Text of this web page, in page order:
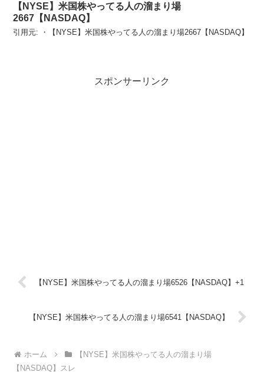
【NYSE】米国株やってる人の溜まり場
2667【NASDAQ】
引用元: ・【NYSE】米国株やってる人の溜まり場2667【NASDAQ】
スポンサーリンク
【NYSE】米国株やってる人の溜まり場6526【NASDAQ】+1
【NYSE】米国株やってる人の溜まり場6541【NASDAQ】
ホーム
【NYSE】米国株やってる人の溜まり場
【NASDAQ】スレ